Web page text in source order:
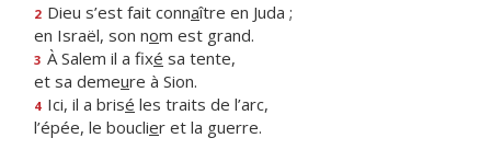
2 Dieu s’est fait connaître en Juda ;
en Israël, son nom est grand.
3 À Salem il a fixé sa tente,
et sa demeure à Sion.
4 Ici, il a brisé les traits de l’arc,
l’épée, le bouclier et la guerre.